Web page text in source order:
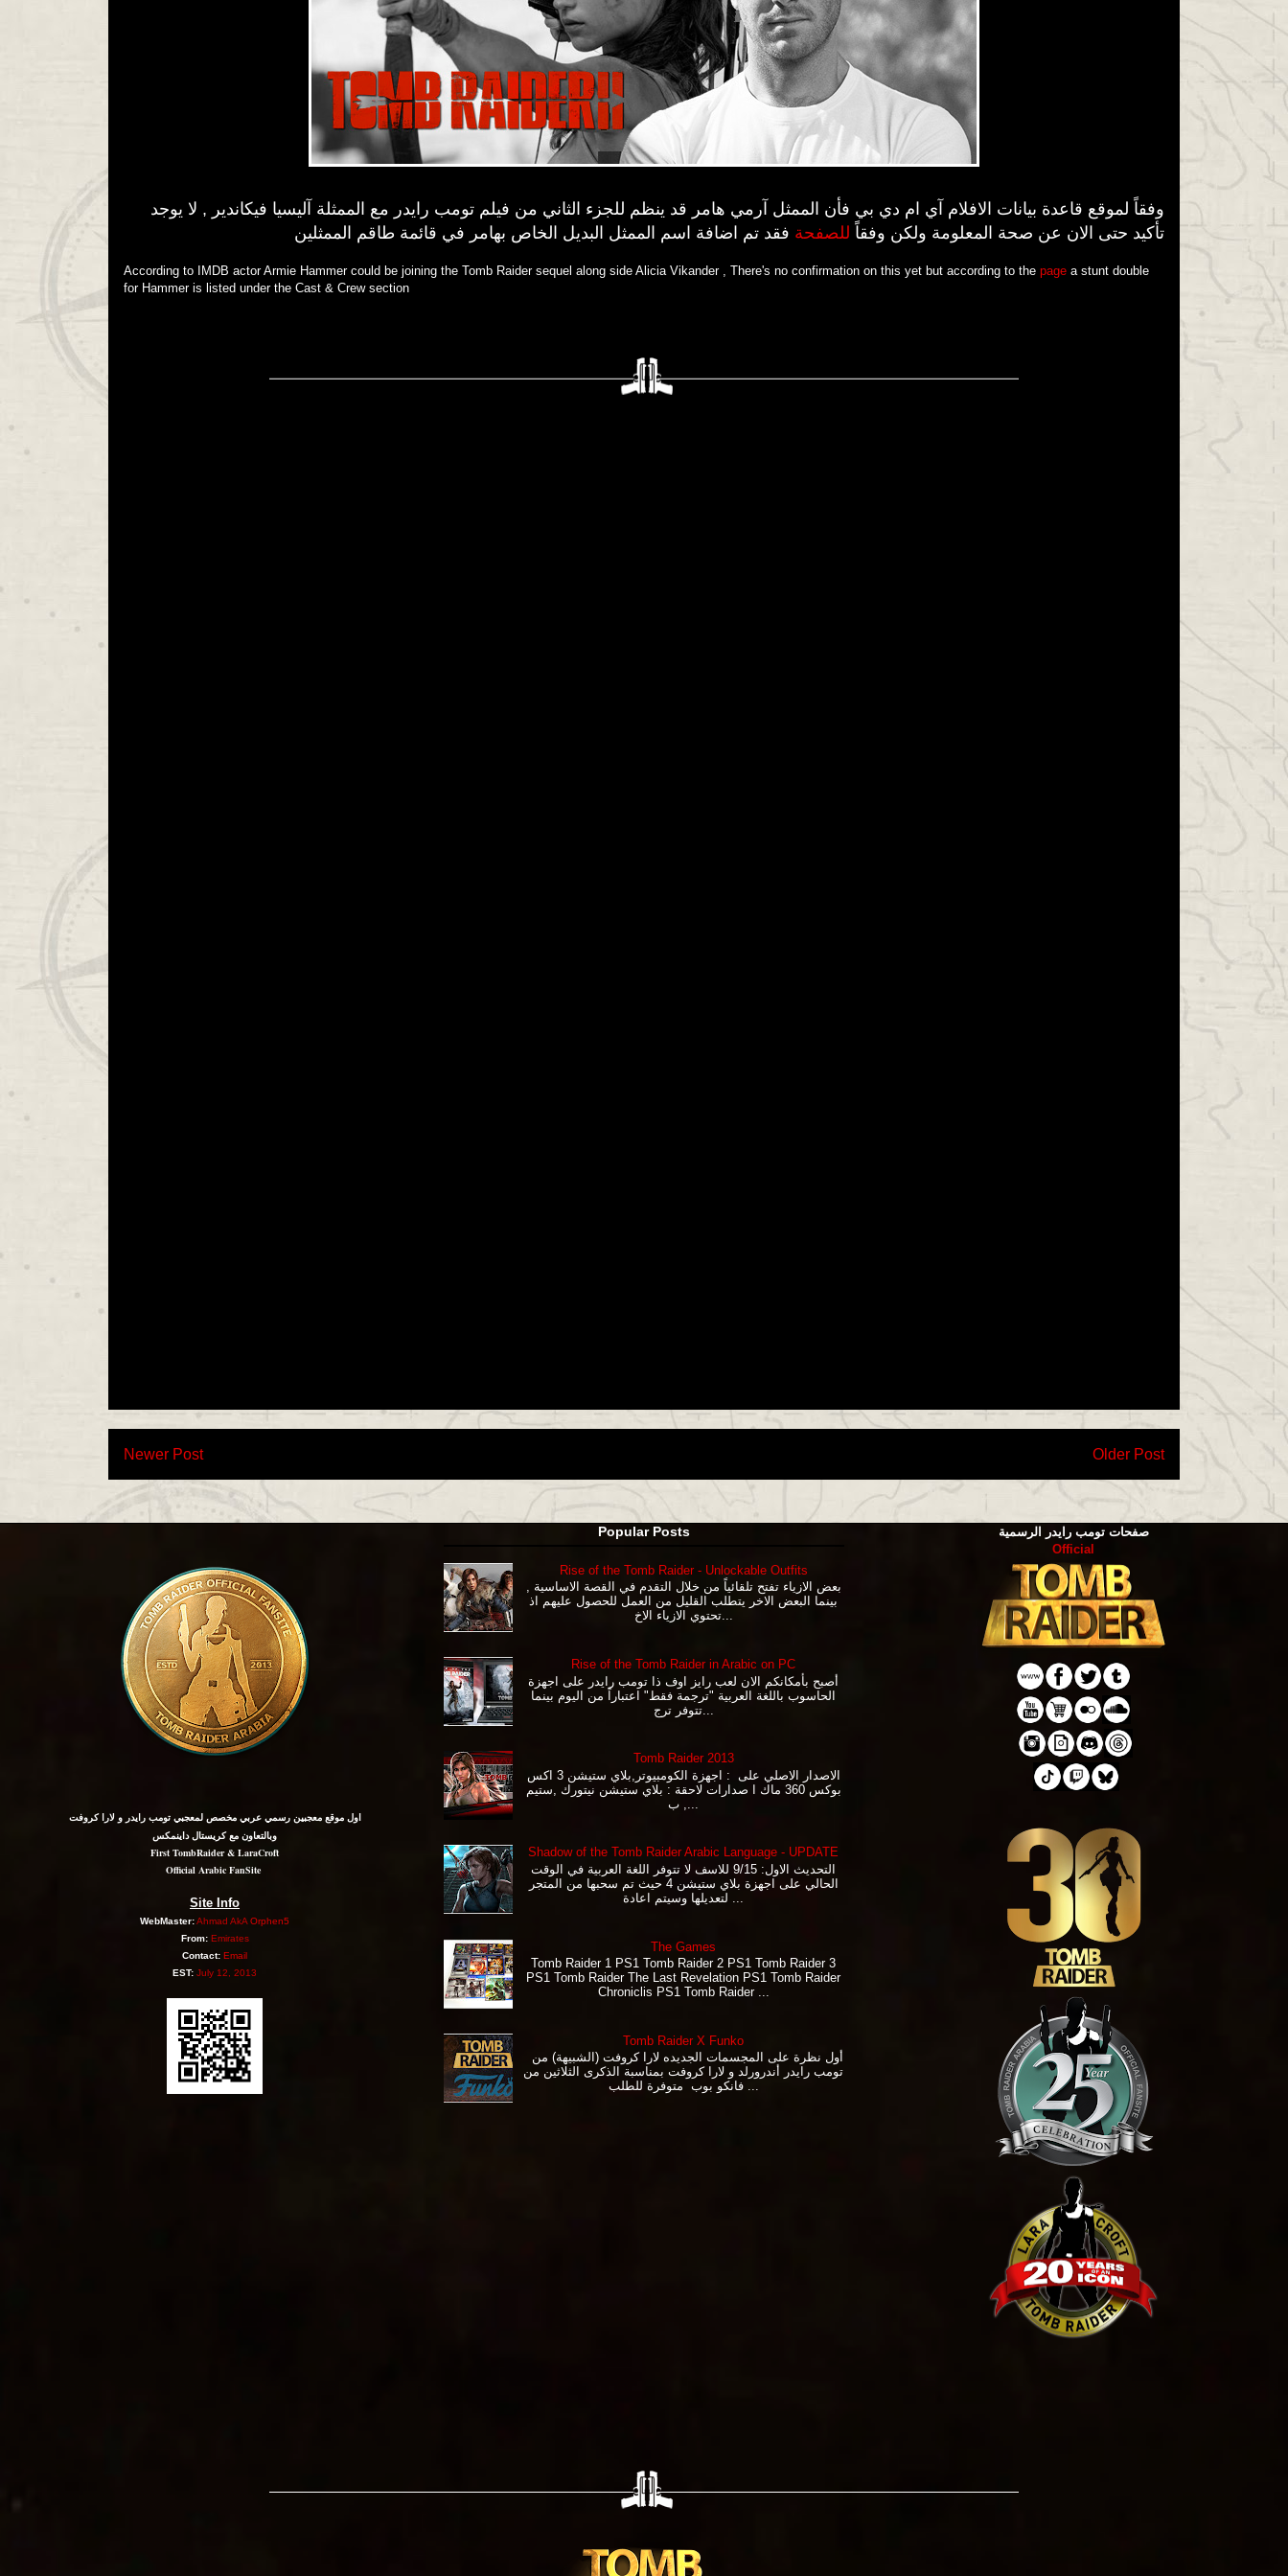
وفقاً لموقع قاعدة بيانات الافلام آي ام دي بي فأن الممثل آرمي هامر قد ينظم للجزء الثاني من فيلم تومب رايدر مع الممثلة آليسيا فيكاندير , لا يوجد
تأكيد حتى الان عن صحة المعلومة ولكن وفقاً للصفحة فقد تم اضافة اسم الممثل البديل الخاص بهامر في قائمة طاقم الممثلين
According to IMDB actor Armie Hammer could be joining the Tomb Raider sequel along side Alicia Vikander , There's no confirmation on this yet but according to the page a stunt double
for Hammer is listed under the Cast & Crew section
Newer Post Older Post
اول موقع معجبين رسمي عربي مخصص لمعجبي تومب رايدر و لارا كروفت
وبالتعاون مع كريستال داينمكس
First TombRaider & LaraCroft
Official Arabic FanSite
Site Info
WebMaster:Ahmad AkA Orphen5
From: Emirates
Contact: Email
EST: July 12, 2013
Popular Posts
Rise of the Tomb Raider - Unlockable Outfits
بعض الازياء تفتح تلقائياً من خلال التقدم في القصة الاساسية ,
بينما البعض الاخر يتطلب القليل من العمل للحصول عليهم اذ
تحتوي الازياء الاخ...
Rise of the Tomb Raider in Arabic on PC
أصبح بأمكانكم الان لعب رايز اوف ذا تومب رايدر على اجهزة
الحاسوب باللغة العربية "ترجمة فقط" اعتباراً من اليوم بينما
تتوفر ترج...
Tomb Raider 2013
الاصدار الاصلي على : اجهزة الكومبيوتر,بلاي ستيشن 3 اكس
بوكس 360 ماك ا صدارات لاحقة : بلاي ستيشن نيتورك ,ستيم
Shadow of the Tomb Raider Arabic Language - UPDATE
التحديث الاول: 9/15 للاسف لا تتوفر اللغة العربية في الوقت
الحالي على اجهزة بلاي ستيشن 4 حيث تم سحبها من المتجر
The Games
Tomb Raider 1 PS1 Tomb Raider 2 PS1 Tomb Raider 3
PS1 Tomb Raider The Last Revelation PS1 Tomb Raider
Chroniclis PS1 Tomb Raider ...
Tomb Raider X Funko
تومب رايدر أندرورلد و لارا كروفت بمناسبة الذكرى الثلاثين من
فانكو بوب متوفرة للطلب ...
صفحات تومب رايدر الرسمية
Official